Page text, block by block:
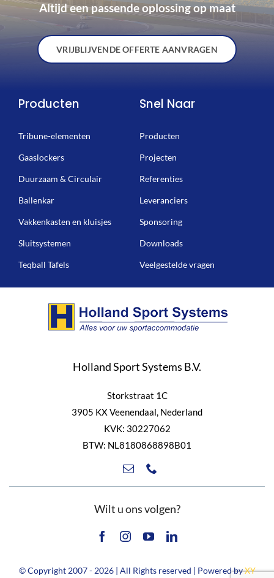
Altijd een passende oplossing op maat
VRIJBLIJVENDE OFFERTE AANVRAGEN
Producten
Tribune-elementen
Gaaslockers
Duurzaam & Circulair
Ballenkar
Vakkenkasten en kluisjes
Sluitsystemen
Teqball Tafels
Snel Naar
Producten
Projecten
Referenties
Leveranciers
Sponsoring
Downloads
Veelgestelde vragen
Holland Sport Systems B.V.
Storkstraat 1C
3905 KX Veenendaal, Nederland
KVK: 30227062
BTW: NL8180868898B01
Wilt u ons volgen?
© Copyright 2007 - 2026 | All Rights reserved | Powered byXY